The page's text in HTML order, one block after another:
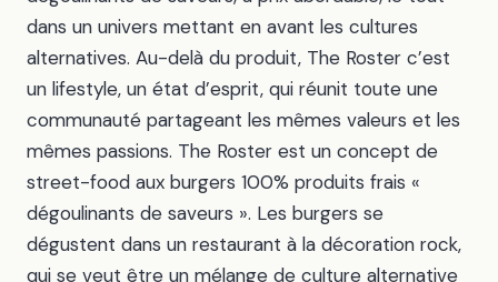
dans un univers mettant en avant les cultures
alternatives. Au-delà du produit, The Roster c’est
un lifestyle, un état d’esprit, qui réunit toute une
communauté partageant les mêmes valeurs et les
mêmes passions. The Roster est un concept de
street-food aux burgers 100% produits frais «
dégoulinants de saveurs ». Les burgers se
dégustent dans un restaurant à la décoration rock,
qui se veut être un mélange de culture alternative